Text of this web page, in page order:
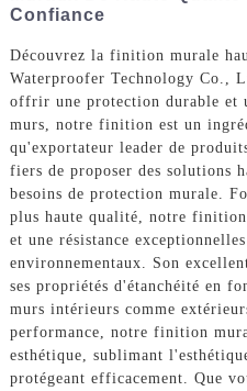
Confiance
Découvrez la finition murale
Waterproofer Technology Co.,
offrir une protection durable et
murs, notre finition est un
qu'exportateur leader de
fiers de proposer des solutions
besoins de protection murale.
plus haute qualité, notre
et une résistance
environnementaux. Son
ses propriétés d'étanchéité en
murs intérieurs comme
performance, notre finition
esthétique, sublimant
protégeant efficacement. Que